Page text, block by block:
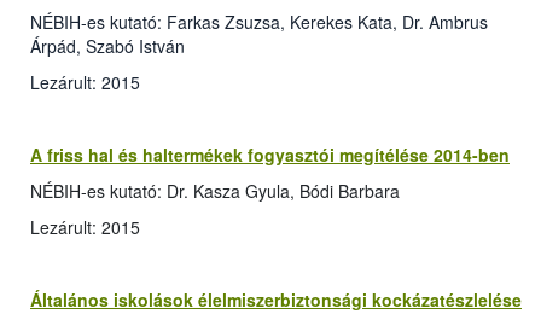
NÉBIH-es kutató: Farkas Zsuzsa, Kerekes Kata, Dr. Ambrus
Árpád, Szabó István
Lezárult: 2015
A friss hal és haltermékek fogyasztói megítélése 2014-ben
NÉBIH-es kutató: Dr. Kasza Gyula, Bódi Barbara
Lezárult: 2015
Általános iskolások élelmiszerbiztonsági kockázatészlelése